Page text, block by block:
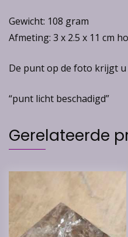
Gewicht: 108 gram
Afmeting: 3 x 2.5 x 11 cm
De punt op de foto krijgt
“punt licht beschadigd”
Gerelateerde